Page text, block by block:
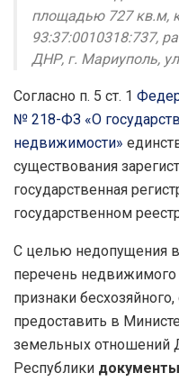
площадью 727 кв.м,
93:37:0010318:737,
ДНР, г. Мариуполь,
Согласно п. 5 ст. 1
№ 218-ФЗ «О
недвижимости»
существования
государственная
государственном
С целью недопущения
перечень
признаки
предоставить в
земельных отношений
Республики